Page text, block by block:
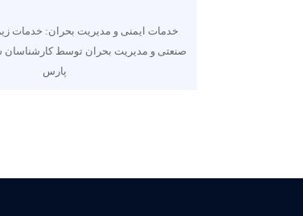
خدمات ایمنی و مدیریت بحران: خدمات
صنعتی و مدیریت بحران توسط کارشناسان
پارس